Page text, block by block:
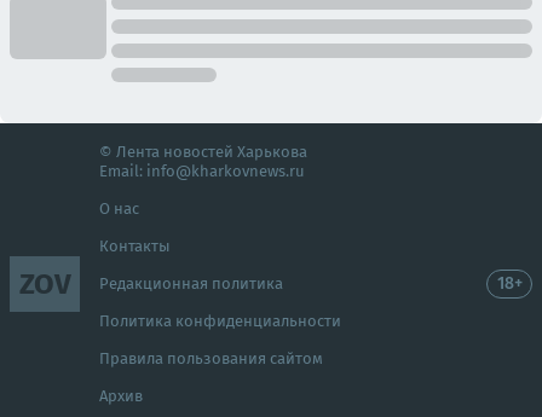
ZOV
© Лента новостей Харькова
Email: info@kharkovnews.ru
О нас
Контакты
Редакционная политика
Политика конфиденциальности
Правила пользования сайтом
Архив
18+